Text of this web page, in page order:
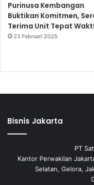
Purinusa Kembangan
Buktikan Komitmen,
Terima Unit Tepat
23 Februari 2025
Bisnis Jakarta
PT
Kantor Perwakilan
Selatan, Gelora,